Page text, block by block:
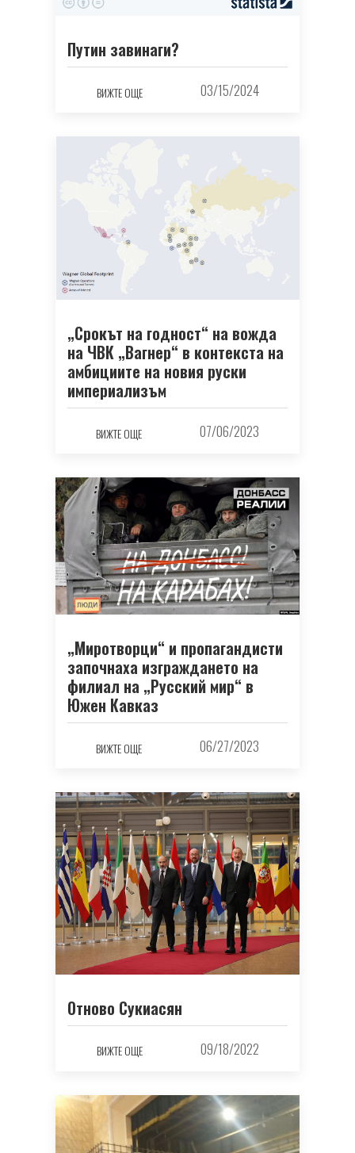
Путин завинаги?
ВИЖТЕ ОЩЕ 03/15/2024
„Срокът на годност“ на вожда
на ЧВК „Вагнер“ в контекста на
амбициите на новия руски
империализъм
ВИЖТЕ ОЩЕ 07/06/2023
„Миротворци“ и пропагандисти
започнаха изграждането на
филиал на „Русский мир“ в
Южен Кавказ
ВИЖТЕ ОЩЕ 06/27/2023
Отново Сукиасян
ВИЖТЕ ОЩЕ 09/18/2022